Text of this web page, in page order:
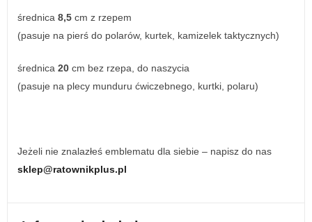
średnica 8,5 cm z rzepem
(pasuje na pierś do polarów, kurtek, kamizelek taktycznych)
średnica 20 cm bez rzepa, do naszycia
(pasuje na plecy munduru ćwiczebnego, kurtki, polaru)
Jeżeli nie znalazłeś emblematu dla siebie – napisz do nas
sklep@ratownikplus.pl